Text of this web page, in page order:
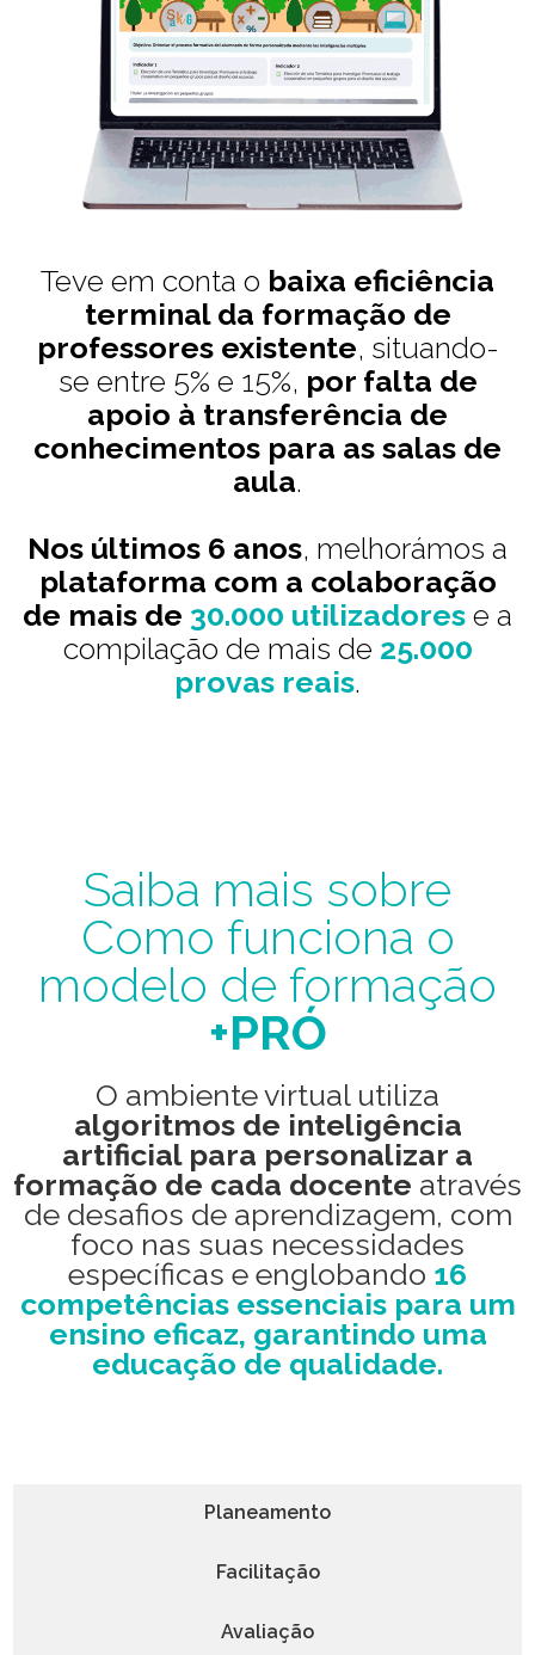
Teve em conta o baixa eficiência
terminal da formação de
professores existente, situando-
se entre 5% e 15%, por falta de
apoio à transferência de
conhecimentos para as salas de
aula.
Nos últimos 6 anos, melhorámos a
plataforma com a colaboração
de mais de 30.000 utilizadores e a
compilação de mais de 25.000
provas reais.
Saiba mais sobre
Como funciona o
modelo de formação
+PRÓ
O ambiente virtual utiliza
algoritmos de inteligência
artificial para personalizar a
formação de cada docente através
de desafios de aprendizagem, com
foco nas suas necessidades
específicas e englobando 16
competências essenciais para um
ensino eficaz, garantindo uma
educação de qualidade.
Planeamento
Facilitação
Avaliação